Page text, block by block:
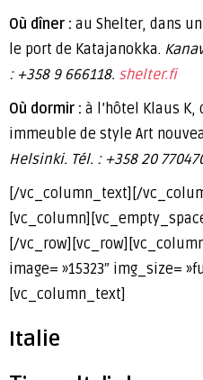
Où dîner : au Shelter, dans
le port de Katajanokka.
: +358 9 666118. shelter.fi
Où dormir : à l’hôtel Klaus
immeuble de style Art
Helsinki. Tél. : +358 20
[/vc_column_text][/
[/
image= »15323″ img_size=
[vc_column_text]
Italie